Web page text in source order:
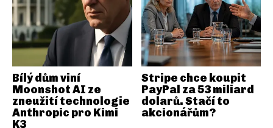
Bílý dům viní
Moonshot AI ze
zneužití technologie
Anthropic pro Kimi
K3
Stripe chce koupit
PayPal za 53 miliard
dolarů. Stačí to
akcionářům?